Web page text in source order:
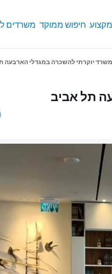
חיפוש ממוקד משרדים
משרד יוקרתי להשכרה במגדלי הארבעה
תל אביב